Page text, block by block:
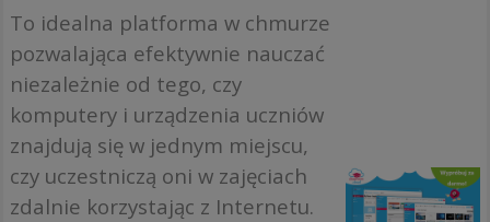
To idealna platforma w chmurze
pozwalająca efektywnie nauczać
niezależnie od tego, czy
komputery i urządzenia uczniów
znajdują się w jednym miejscu,
czy uczestniczą oni w zajęciach
zdalnie korzystając z Internetu.